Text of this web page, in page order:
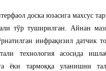
доска юзасига махсус
тўр туширилган. Айнан
инфрақизил датчик
технология асосида
ёки тармоққа уланишни